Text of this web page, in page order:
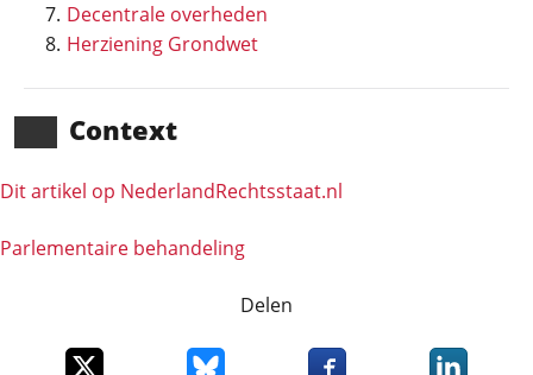
Decentrale overheden
Herziening Grondwet
Context
Dit artikel op NederlandRechts­staat.nl
Parlementaire behandeling
Delen
Deel dit item op XDeel dit item op Bluesky
Deel dit item opDeel dit